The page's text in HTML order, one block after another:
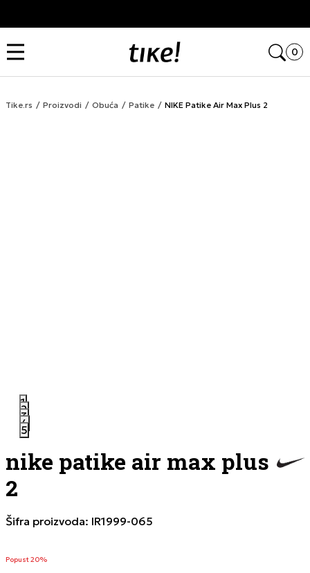
0
Tike.rs Proizvodi Obuća Patike NIKE Patike Air Max Plus 2
1
2
3
4
5
nike patike air max plus
2
Šifra proizvoda: IR1999-065
Popust 20%